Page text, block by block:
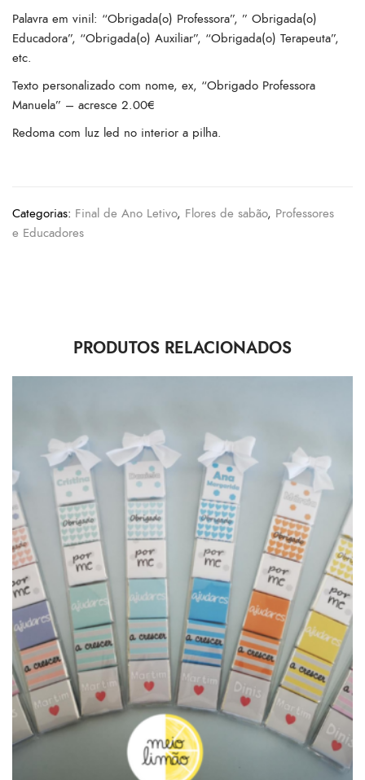
Palavra em vinil: “Obrigada(o) Professora”, ” Obrigada(o)
Educadora”, “Obrigada(o) Auxiliar”, “Obrigada(o) Terapeuta”,
etc.
Texto personalizado com nome, ex, “Obrigado Professora
Manuela” – acresce 2.00€
Redoma com luz led no interior a pilha.
Categorias: Final de Ano Letivo, Flores de sabão, Professores
e Educadores
PRODUTOS RELACIONADOS